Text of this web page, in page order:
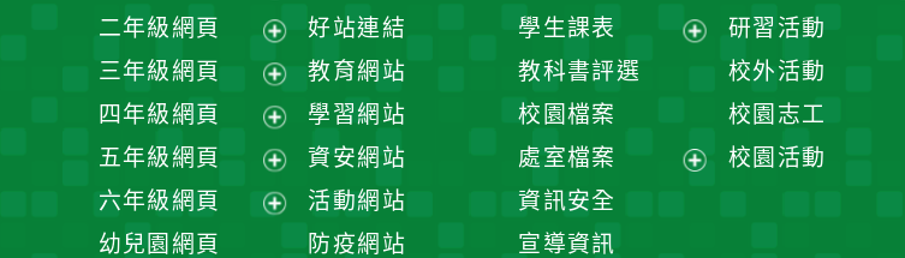
展
開
選
單
二年級網頁
展
開
選
單
三年級網頁
展
開
選
單
四年級網頁
展
開
選
五年級網頁
展
開
六年級網頁
幼兒園網頁
好站連結
教育網站
學習網站
資安網站
活動網站
防疫網站
學生課表
單
教科書評選
校園檔案
處室檔案
資訊安全
宣導資訊
研習活動
校外活動
校園志工
校園活動